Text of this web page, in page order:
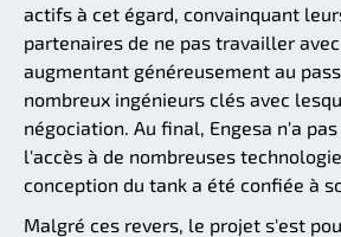
actifs à cet égard, convainquant
partenaires de ne pas travailler
augmentant généreusement au
nombreux ingénieurs clés avec
négociation. Au final, Engesa n'a
l'accès à de nombreuses
conception du tank a été confiée à
Malgré ces revers, le projet s'est